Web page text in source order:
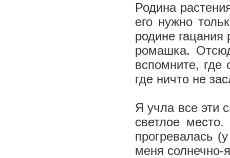
Родина
его нужно
родине
ромашка.
вспомните, где
где ничто не
Я учла все эти
светлое
прогревалась
меня